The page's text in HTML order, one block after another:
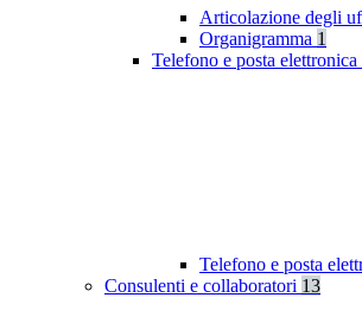
Articolazione degli
Organigramma 1
Telefono e posta elettronica
Telefono e posta
Consulenti e collaboratori 13